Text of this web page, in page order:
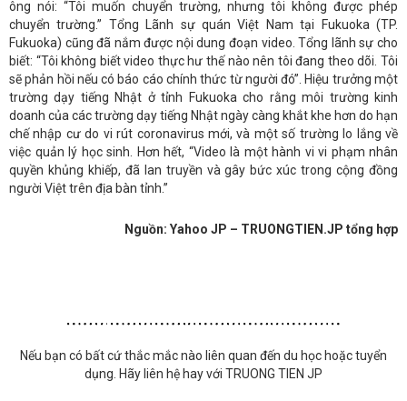
ông nói: “Tôi muốn chuyển trường, nhưng tôi không được phép
chuyển trường.” Tổng Lãnh sự quán Việt Nam tại Fukuoka (TP.
Fukuoka) cũng đã nắm được nội dung đoạn video. Tổng lãnh sự cho
biết: “Tôi không biết video thực hư thế nào nên tôi đang theo dõi. Tôi
sẽ phản hồi nếu có báo cáo chính thức từ người đó”. Hiệu trưởng một
trường dạy tiếng Nhật ở tỉnh Fukuoka cho rằng môi trường kinh
doanh của các trường dạy tiếng Nhật ngày càng khắt khe hơn do hạn
chế nhập cư do vi rút coronavirus mới, và một số trường lo lắng về
việc quản lý học sinh. Hơn hết, “Video là một hành vi vi phạm nhân
quyền khủng khiếp, đã lan truyền và gây bức xúc trong cộng đồng
người Việt trên địa bàn tỉnh.”
Nguồn: Yahoo JP – TRUONGTIEN.JP tổng hợp
Nếu bạn có bất cứ thắc mắc nào liên quan đến du học hoặc tuyển
dụng. Hãy liên hệ hay với TRUONG TIEN JP